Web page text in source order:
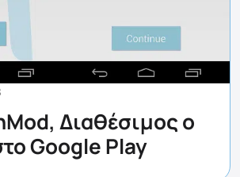
Διαθέσιμος ο
Google Play